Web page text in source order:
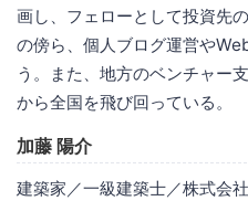
画し、フェローとして投資先
の傍ら、個人ブログ運営や
う。また、地方のベンチャー
から全国を飛び回っている。
加藤 陽介
建築家／一級建築士／株式会